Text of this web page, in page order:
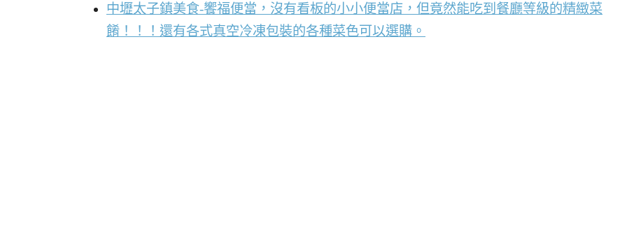
中壢太子鎮美食-饗福便當，沒有看板的小小便當店，但竟然能吃到餐廳等級的精緻菜
餚！！！還有各式真空冷凍包裝的各種菜色可以選購。